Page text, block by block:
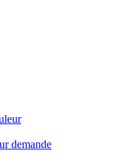
demande